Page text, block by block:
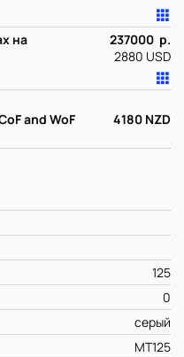
на
237000 р.
2880 USD
and WoF
4180 NZD
125
0
серый
MT125